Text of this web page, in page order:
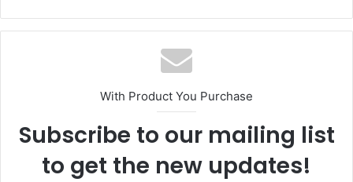
With Product You Purchase
Subscribe to our mailing list
to get the new updates!